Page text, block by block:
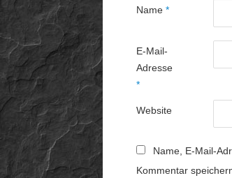
Name *
E-Mail-
Adresse
*
Website
Name, E-Mail-
Kommentar